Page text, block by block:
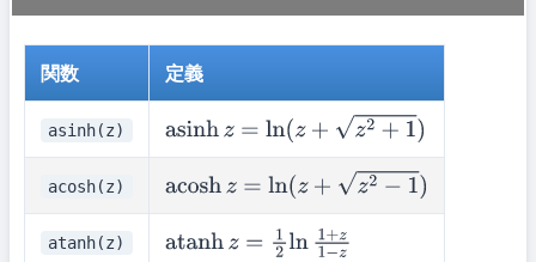
関数 定義
asinh(z) asinhz = ln(z+z2+1)
acosh(z) acoshz= ln( z+z2 −1 )
atanh(z) atanhz =12ln1+z1 −z